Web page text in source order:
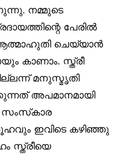
നമ്മുടെ
പേരിൽ
ആത്മാഹുതി ചെയ്യാൻ
കാണാം. സ്ത്രീ
മനുസ്മൃതി
അപമാനമായി
സംസ്‌കാര
ഇവിടെ കഴിഞ്ഞു
സ്ത്രീയെ